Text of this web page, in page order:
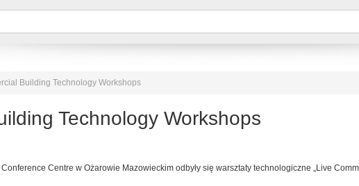
Building Technology Workshops
Technology Workshops
Centre w Ożarowie Mazowieckim odbyły się warsztaty technologiczne „Live